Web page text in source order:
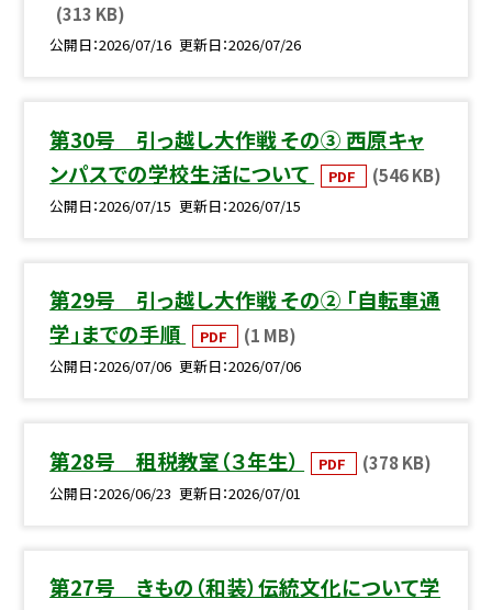
(313 KB)
公開日 2026/07/16 更新日 2026/07/26
第30号 引っ越し大作戦 その③ 西原キャ
ンパスでの学校生活について
PDF (546 KB)
公開日 2026/07/15 更新日 2026/07/15
第29号 引っ越し大作戦 その② 「自転車通
学」までの手順
PDF (1 MB)
公開日 2026/07/06 更新日 2026/07/06
第28号 租税教室（３年生） PDF (378 KB)
公開日 2026/06/23 更新日 2026/07/01
第27号 きもの（和装）伝統文化について学